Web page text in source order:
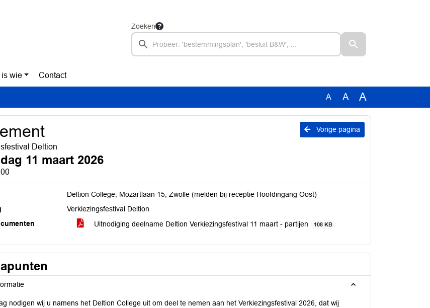
Zoeken
is wie Contact
A A A
Vorige pagina
Deltion
11 maart 2026
Deltion College, Mozartlaan 15, Zwolle (melden bij receptie Hoofdingang Oost)
Verkiezingsfestival Deltion
Uitnodiging deelname Deltion Verkiezingsfestival 11 maart - partijen 108 KB
nodigen wij u namens het Deltion College uit om deel te nemen aan het Verkiezingsfestival 2026, dat wij